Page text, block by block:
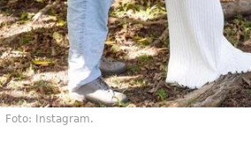
Foto: Instagram.